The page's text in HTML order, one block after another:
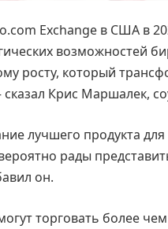
Exchange в США в
возможностей
росту, который
Крис Маршалек,
лучшего продукта
рады
он.
торговать более